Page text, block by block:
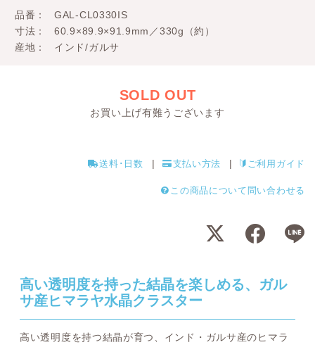
品番
GAL-CL0330IS
寸法
60.9×89.9×91.9mm／330g（約）
産地
インド/ガルサ
SOLD OUT
お買い上げ有難うございます
送料･日数 支払い方法 ご利用ガイド
この商品について問い合わせる
高い透明度を持った結晶を楽しめる、ガル
サ産ヒマラヤ水晶クラスター
高い透明度を持つ結晶が育つ、インド・ガルサ産のヒマラ